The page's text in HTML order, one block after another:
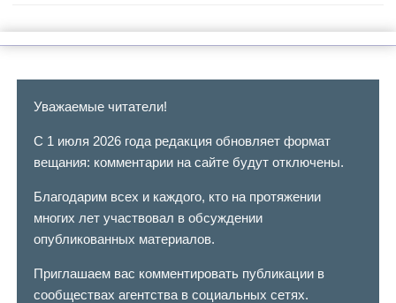
Уважаемые читатели!
С 1 июля 2026 года редакция обновляет формат
вещания: комментарии на сайте будут отключены.
Благодарим всех и каждого, кто на протяжении
многих лет участвовал в обсуждении
опубликованных материалов.
Приглашаем вас комментировать публикации в
сообществах агентства в социальных сетях.